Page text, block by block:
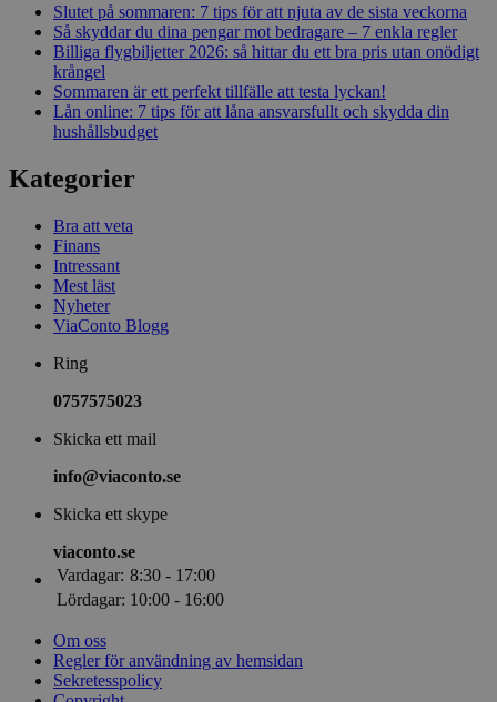
Slutet på sommaren: 7 tips för att njuta av de sista veckorna
Så skyddar du dina pengar mot bedragare – 7 enkla regler
Billiga flygbiljetter 2026: så hittar du ett bra pris utan onödigt
krångel
Sommaren är ett perfekt tillfälle att testa lyckan!
Lån online: 7 tips för att låna ansvarsfullt och skydda din
hushållsbudget
Kategorier
Bra att veta
Finans
Intressant
Mest läst
Nyheter
ViaConto Blogg
Ring
0757575023
Skicka ett mail
info@viaconto.se
Skicka ett skype
viaconto.se
Vardagar: 8:30 - 17:00
Lördagar: 10:00 - 16:00
Om oss
Regler för användning av hemsidan
Sekretesspolicy